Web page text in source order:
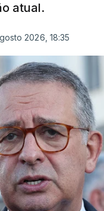
atual.
2026, 18:35